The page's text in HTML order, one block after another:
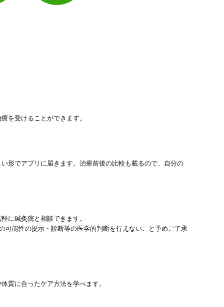
を受けることができます。
形でアプリに届きます。治療前後の比較も載るので、自分の
に鍼灸院と相談できます。
能性の提示・診断等の医学的判断を行えないこと予めご了承
質に合ったケア方法を学べます。